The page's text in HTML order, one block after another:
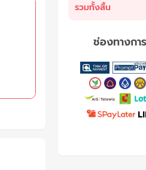
รวมทั้งสิ้น
ช่องทางกา